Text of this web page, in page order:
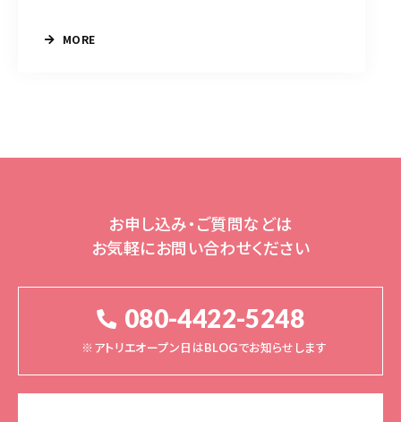
MORE
お申し込み・ご質問などは
お気軽にお問い合わせください
080-4422-5248
※アトリエオープン日はBLOGでお知らせします